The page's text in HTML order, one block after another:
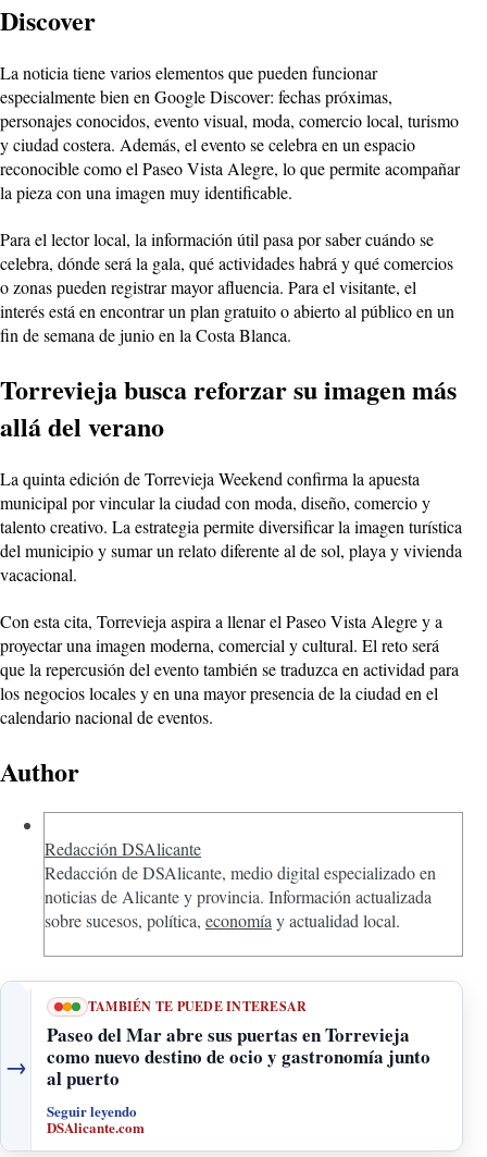
Discover
La noticia tiene varios elementos que pueden funcionar
especialmente bien en Google Discover: fechas próximas,
personajes conocidos, evento visual, moda, comercio local, turismo
y ciudad costera. Además, el evento se celebra en un espacio
reconocible como el Paseo Vista Alegre, lo que permite acompañar
la pieza con una imagen muy identificable.
Para el lector local, la información útil pasa por saber cuándo se
celebra, dónde será la gala, qué actividades habrá y qué comercios
o zonas pueden registrar mayor afluencia. Para el visitante, el
interés está en encontrar un plan gratuito o abierto al público en un
fin de semana de junio en la Costa Blanca.
Torrevieja busca reforzar su imagen más
allá del verano
La quinta edición de Torrevieja Weekend confirma la apuesta
municipal por vincular la ciudad con moda, diseño, comercio y
talento creativo. La estrategia permite diversificar la imagen turística
del municipio y sumar un relato diferente al de sol, playa y vivienda
vacacional.
Con esta cita, Torrevieja aspira a llenar el Paseo Vista Alegre y a
proyectar una imagen moderna, comercial y cultural. El reto será
que la repercusión del evento también se traduzca en actividad para
los negocios locales y en una mayor presencia de la ciudad en el
calendario nacional de eventos.
Author
Redacción DSAlicante
Redacción de DSAlicante, medio digital especializado en
noticias de Alicante y provincia. Información actualizada
sobre sucesos, política, economía y actualidad local.
→
TAMBIÉN TE PUEDE INTERESAR
Paseo del Mar abre sus puertas en Torrevieja
como nuevo destino de ocio y gastronomía junto
al puerto
Seguir leyendo
DSAlicante.com